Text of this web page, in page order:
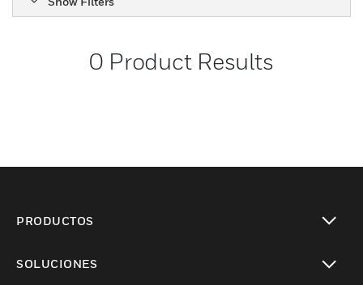
0 Product Results
PRODUCTOS
SOLUCIONES